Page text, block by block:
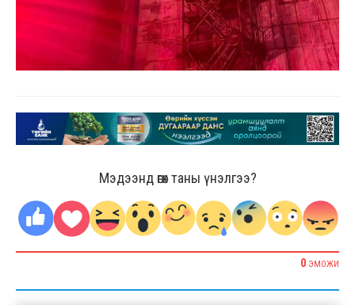
Мэдээнд өгөх таны үнэлгээ?
0 ЭМОЖИ